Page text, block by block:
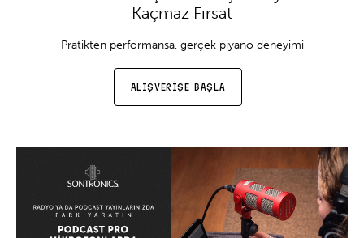
Kaçmaz Fırsat
Pratikten performansa, gerçek piyano deneyimi
ALIŞVERİŞE BAŞLA